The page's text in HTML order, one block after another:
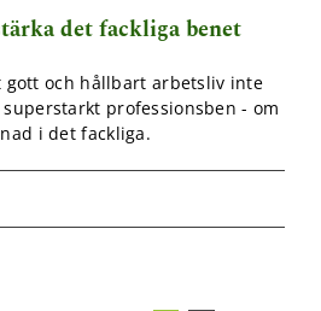
det fackliga benet
gott och hållbart arbetsliv inte
professionsben - om
i det fackliga.